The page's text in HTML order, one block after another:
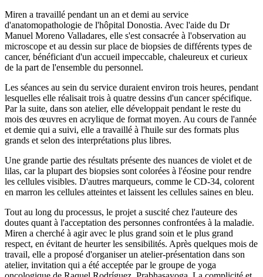
Miren a travaillé pendant un an et demi au service
d'anatomopathologie de l'hôpital Donostia. Avec l'aide du Dr
Manuel Moreno Valladares, elle s'est consacrée à l'observation au
microscope et au dessin sur place de biopsies de différents types de
cancer, bénéficiant d'un accueil impeccable, chaleureux et curieux
de la part de l'ensemble du personnel.
Les séances au sein du service duraient environ trois heures, pendant
lesquelles elle réalisait trois à quatre dessins d'un cancer spécifique.
Par la suite, dans son atelier, elle développait pendant le reste du
mois des œuvres en acrylique de format moyen. Au cours de l'année
et demie qui a suivi, elle a travaillé à l'huile sur des formats plus
grands et selon des interprétations plus libres.
Une grande partie des résultats présente des nuances de violet et de
lilas, car la plupart des biopsies sont colorées à l'éosine pour rendre
les cellules visibles. D'autres marqueurs, comme le CD-34, colorent
en marron les cellules atteintes et laissent les cellules saines en bleu.
Tout au long du processus, le projet a suscité chez l'auteure des
doutes quant à l'acceptation des personnes confrontées à la maladie.
Miren a cherché à agir avec le plus grand soin et le plus grand
respect, en évitant de heurter les sensibilités. Après quelques mois de
travail, elle a proposé d'organiser un atelier-présentation dans son
atelier, invitation qui a été acceptée par le groupe de yoga